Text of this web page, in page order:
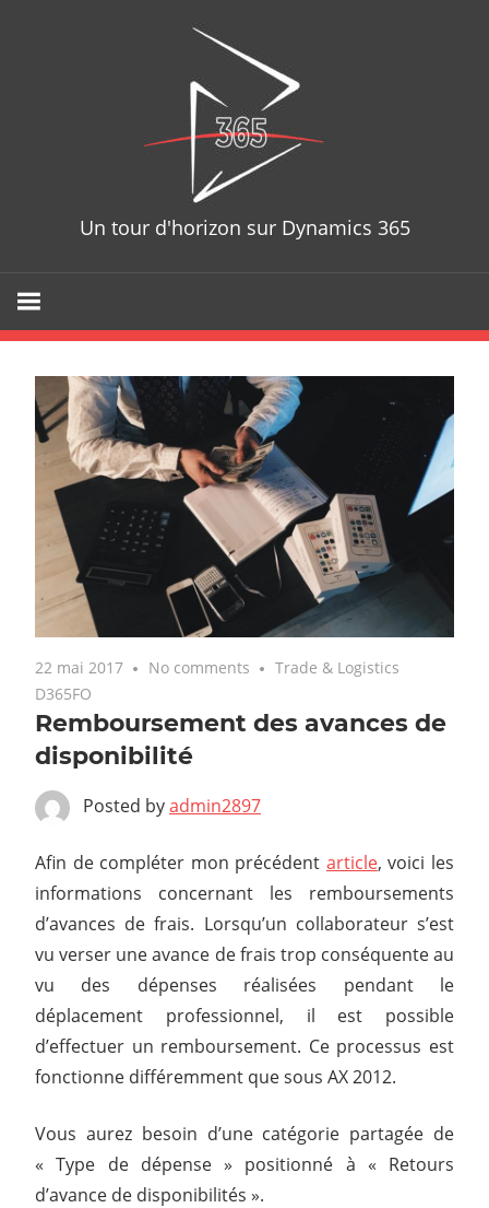
Un tour d'horizon sur Dynamics 365
22 mai 2017 No comments
Trade & Logistics
D365FO
Remboursement des avances de
disponibilité
Posted byadmin2897
Afin de compléter mon précédent article, voici les
informations concernant les remboursements
d’avances de frais. Lorsqu’un collaborateur s’est
vu verser une avance de frais trop conséquente au
vu des dépenses réalisées pendant le
déplacement professionnel, il est possible
d’effectuer un remboursement. Ce processus est
fonctionne différemment que sous AX 2012.
Vous aurez besoin d’une catégorie partagée de
« Type de dépense » positionné à « Retours
d’avance de disponibilités ».